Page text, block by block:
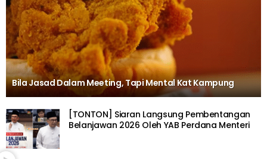
Bila Jasad Dalam Meeting, Tapi Mental Kat Kampung
[TONTON] Siaran Langsung Pembentangan
Belanjawan 2026 Oleh YAB Perdana Menteri